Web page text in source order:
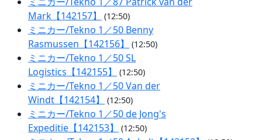
Mark【142157】
(12:50)
ミニカー/Tekno 1／50 Benny
Rasmussen【142156】
(12:50)
ミニカー/Tekno 1／50 SL
Logistics【142155】
(12:50)
ミニカー/Tekno 1／50 Van der
Windt【142154】
(12:50)
ミニカー/Tekno 1／50 de Jong's
Expeditie【142153】
(12:50)